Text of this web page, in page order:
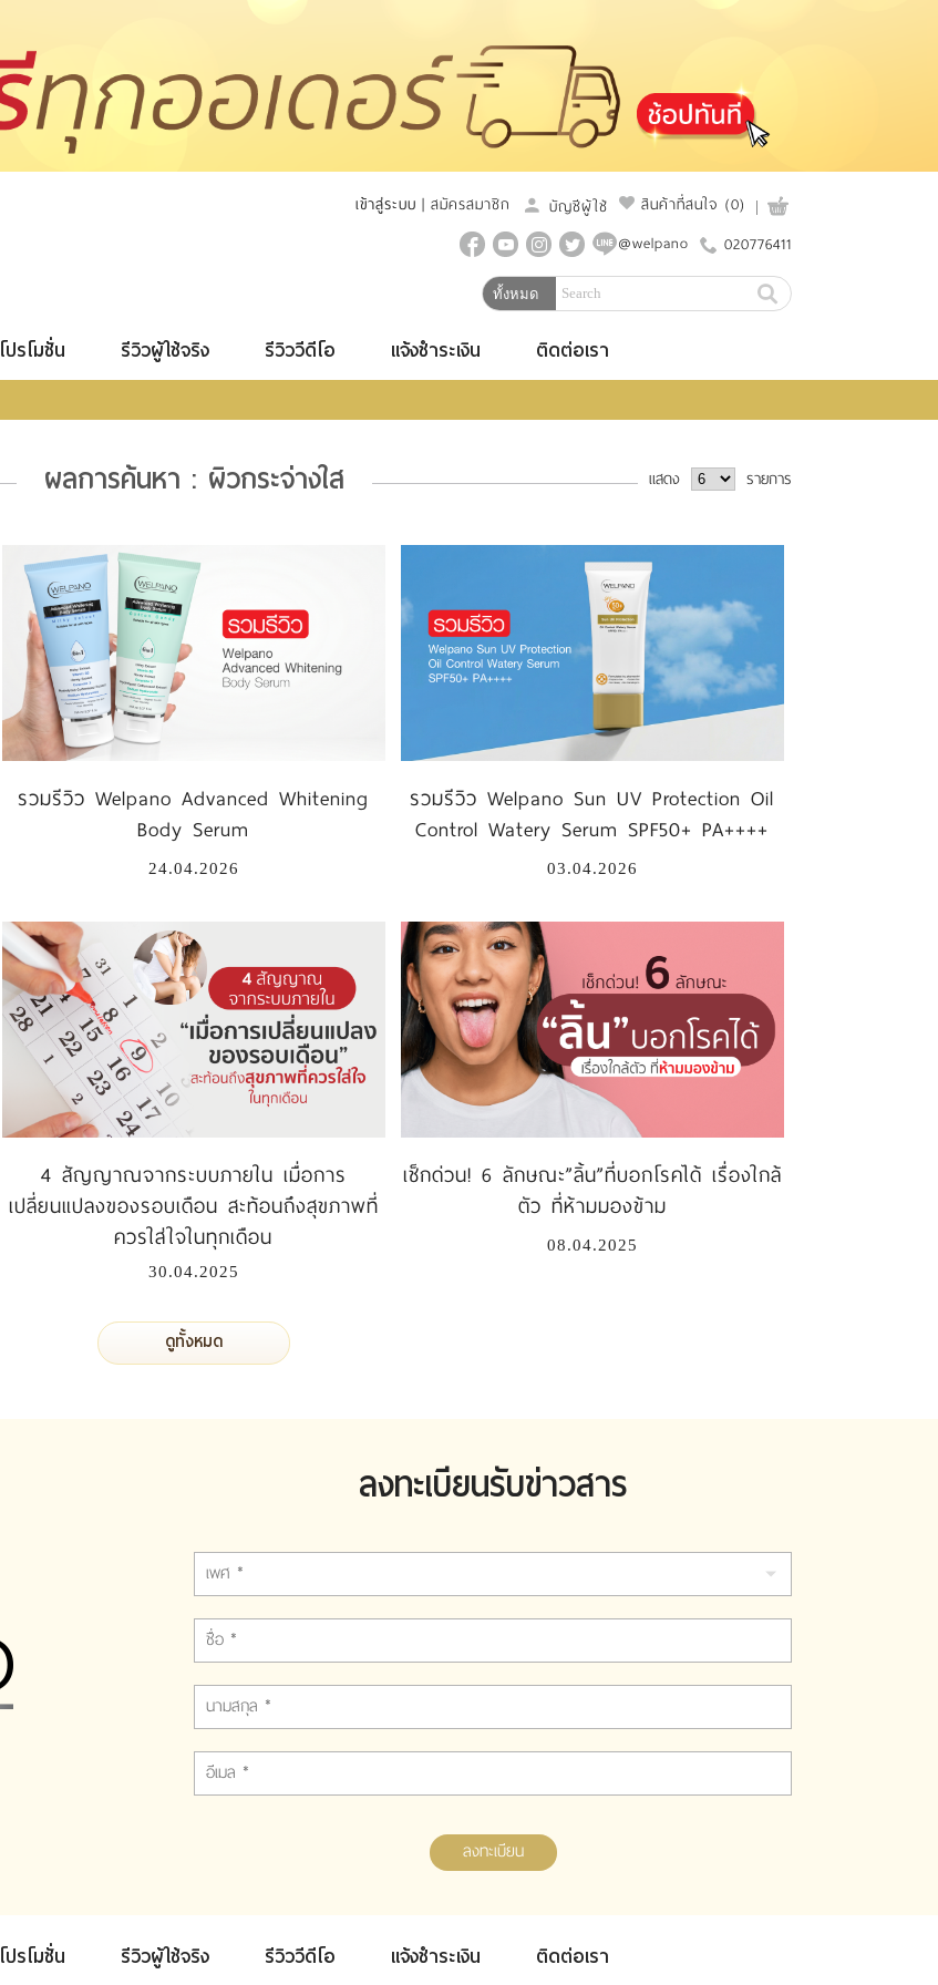
เข้าสู่ระบบ | สมัครสมาชิก บัญชีผู้ใช้ สินค้าที่สนใจ (0)
@welpano
020776411
โปรโมชั่น รีวิวผู้ใช้จริง รีวิววีดีโอ แจ้งชำระเงิน ติดต่อเรา
ผลการค้นหา : ผิวกระจ่างใส แสดง รายการ
รวมรีวิว Welpano Advanced Whitening
Body Serum
24.04.2026
รวมรีวิว Welpano Sun UV Protection Oil
Control Watery Serum SPF50+ PA++++
03.04.2026
4 สัญญาณจากระบบภายใน เมื่อการ
เปลี่ยนแปลงของรอบเดือน สะท้อนถึงสุขภาพที่
ควรใส่ใจในทุกเดือน
30.04.2025
เช็กด่วน! 6 ลักษณะ”ลิ้น”ที่บอกโรคได้ เรื่องใกล้
ตัว ที่ห้ามมองข้าม
08.04.2025
ดูทั้งหมด
ลงทะเบียนรับข่าวสาร
ลงทะเบียน
โปรโมชั่น รีวิวผู้ใช้จริง รีวิววีดีโอ แจ้งชำระเงิน ติดต่อเรา